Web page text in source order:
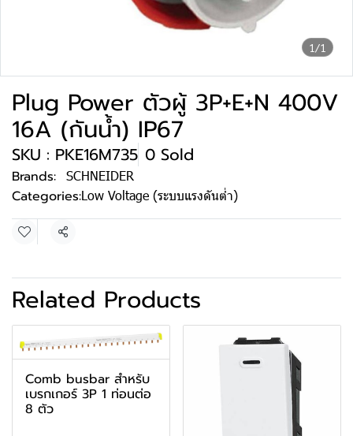
1/1
Plug Power ตัวผู้ 3P+E+N 400V
16A (กันน้ำ) IP67
SKU : PKE16M735 0 Sold
Brands: SCHNEIDER
Categories:Low Voltage (ระบบแรงดันต่ำ)
Share
Related Products
Comb busbar สำหรับ
เบรกเกอร์ 3P 1 ท่อนต่อ
8 ตัว